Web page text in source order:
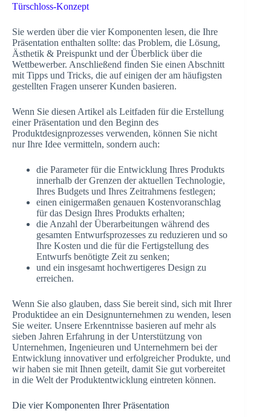
Türschloss-Konzept
Sie werden über die vier Komponenten lesen, die Ihre
Präsentation enthalten sollte: das Problem, die Lösung,
Ästhetik & Preispunkt und der Überblick über die
Wettbewerber. Anschließend finden Sie einen Abschnitt
mit Tipps und Tricks, die auf einigen der am häufigsten
gestellten Fragen unserer Kunden basieren.
Wenn Sie diesen Artikel als Leitfaden für die Erstellung
einer Präsentation und den Beginn des
Produktdesignprozesses verwenden, können Sie nicht
nur Ihre Idee vermitteln, sondern auch:
die Parameter für die Entwicklung Ihres Produkts
innerhalb der Grenzen der aktuellen Technologie,
Ihres Budgets und Ihres Zeitrahmens festlegen;
einen einigermaßen genauen Kostenvoranschlag
für das Design Ihres Produkts erhalten;
die Anzahl der Überarbeitungen während des
gesamten Entwurfsprozesses zu reduzieren und so
Ihre Kosten und die für die Fertigstellung des
Entwurfs benötigte Zeit zu senken;
und ein insgesamt hochwertigeres Design zu
erreichen.
Wenn Sie also glauben, dass Sie bereit sind, sich mit Ihrer
Produktidee an ein Designunternehmen zu wenden, lesen
Sie weiter. Unsere Erkenntnisse basieren auf mehr als
sieben Jahren Erfahrung in der Unterstützung von
Unternehmen, Ingenieuren und Unternehmern bei der
Entwicklung innovativer und erfolgreicher Produkte, und
wir haben sie mit Ihnen geteilt, damit Sie gut vorbereitet
in die Welt der Produktentwicklung eintreten können.
Die vier Komponenten Ihrer Präsentation